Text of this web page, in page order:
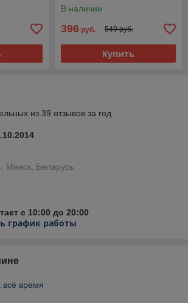
В наличии
396 руб. 549 руб.
Купить
из 39 отзывов за год
Минск, Беларусь
с 10:00 до 20:00
график работы
всё время